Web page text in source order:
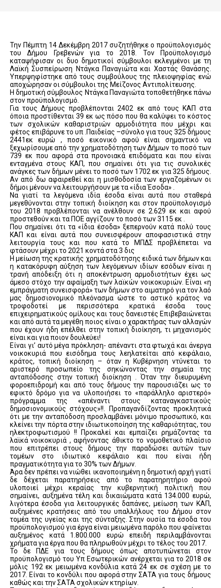
Την Πέμπτη 14 Δεκέμβρη 2017 συζητήθηκε ο προϋπολογισμός
του Δήμου Γρεβενών για το 2018. Τον Προϋπολογισμό
καταψήφισαν οι δυο δημοτικοί σύμβουλοι εκλεγμένοι με τη
Λαϊκή Συσπείρωση Ντάγκα Παναγιώτα και Χαστάς Θανάσης.
Υπερψηφίστηκε από τους συμβούλους της πλειοψηφίας ενώ
αποχώρησαν οι σύμβουλοι της Μείζονος Αντιπολίτευσης.
Η δημοτική σύμβουλος Ντάγκα Παναγιώτα τοποθετήθηκε πάνω
στον προϋπολογισμό.
Για τους Δήμους προβλέπονται 2402 εκ από τους ΚΑΠ στα
όποια προστίθενται 39 εκ ως πόσο που θα καλύψει το κόστος
των σχολικών καθαριστριών αρμοδιότητα που μέχρι και
φέτος επιβάρυνε το υπ .Παιδείας –σύνολο για τους 325 δήμους
2441εκ ευρώ , ποσό εικονικό αφού είναι σημαντικό να
ξεχωρίσουμε από την χρηματοδότηση των Δήμων το ποσό των
739 εκ που αφορά στα προνοιακά επιδόματα και που είναι
ενταγμένα στους ΚΑΠ, που σημαίνει ότι για τις συνολικές
ανάγκες των δήμων μένει το ποσό των 1702 εκ για 325 δήμους.
Αν από δω αφαιρεθεί και η μισθοδοσία των εργαζομένων οι
δήμοι μένουν να λειτουργήσουν με τα «ίδια Έσοδα» .
Να γιατί τα λεγόμενα ιδία έσοδα είναι αυτά που σταθερά
μεγεθύνονται στην τοπική διοίκηση και στον προϋπολογισμό
του 2018 προβλέπονται να ανέλθουν σε 2.629 εκ και αφού
προστεθούν και τα ΠΟΕ αγγίζουν το ποσό των 3115 εκ .
Που σημαίνει ότι τα «ίδια έσοδα» ξεπερνούν κατά πολύ τους
ΚΑΠ και είναι αυτά που συνεισφέρουν αποφασιστικά στην
λειτουργία τους και που κατά το ΜΠΔΣ προβλέπεται να
φτάσουν μέχρι το 2021 κοντά στα 3 δις
Η μείωση της κρατικής χρηματοδότησης ειδικά των δήμων και
η κατακόρυφη αύξηση των λεγόμενων ιδίων εσόδων είναι η
τρανή απόδειξη ότι η αποκέντρωση αρμοδιοτήτων έχει ως
άμεσο στόχο την αφαίμαξη των λαϊκών νοικοκυριών. Είναι «η
εμπράγματη συνεισφορά» των δήμων στο αιματηρό για τον λαό
μας δημοσιονομικό πλεόνασμα ώστε το αστικό κράτος να
τροφοδοτεί με περισσότερα κρατικά έσοδα τους
επιχειρηματικούς ομίλους και τους δανειστές Επιβεβαιώνεται
και από αυτά τα μεγέθη ποιος είναι ο χαρακτήρας των αλλαγών
που έχουν ήδη επέλθει στην τοπική διοίκηση, τι μηχανισμός
είναι και για ποιον δουλεύει!
Είναι γι’ αυτό μέγα πρόκληση- απέναντι στα φτωχά και άνεργα
νοικοκυριά που εισόδημα τους λεηλατείται από κεφάλαιο,
κράτος, τοπική διοίκηση – όταν η Κυβέρνηση ντύνεται το
αριστερό προσωπείο της σηκώνοντας την σημαία της
ανταπόδοσης στην τοπική διοίκηση . Όταν την διευρυμένη
φοροεπιδρομή και από τους δήμους την παρουσιάζει ως το
εφικτό δρόμο για να υλοποιήσει το «παράλληλο αριστερό»
πρόγραμμα της «απέναντι στους καταναγκαστικούς
δημοσιονομικούς στόχους»!!. Προπαγανδίζοντας προκλητικά
ότι με την ανταπόδοση προσλαμβάνει μόνιμο προσωπικό, και
κλείνει την πόρτα στην ιδιωτικοποίηση της καθαριότητας, του
ηλεκτροφωτισμού !! Προκαλεί και εμπαίζει ρημάζοντας τα
λαϊκά νοικοκυριά , αφήνοντας άθικτο το νομοθετικό πλαίσιο
που επιτρέπει στους δήμους την παραδώσει αυτών των
τομέων στο ιδιωτικό κεφάλαιο και που είναι ήδη
πραγματικότητα για το 30% των Δήμων.
Άρα δεν πρέπει να νιώθει ικανοποιημένη η δημοτική αρχή γιατί
δε δέχεται παρατηρήσεις από το παρατηρητήριο αφού
υλοποιεί μέχρι κεραίας την κυβερνητική πολιτική που
σημαίνει, αυξημένα τέλη και δικαιώματα κατά 134.000 ευρώ,
λιγότερα έσοδα για λειτουργικές δαπάνες, μείωση των ΚΑΠ,
αυξημένες κρατήσεις από του υπαλλήλους του Δήμου στον
τομέα της υγείας και της σύνταξης. Στην ουσία τα έσοδα του
προϋπολογισμού για έργα είναι μειωμένα παρόλο που φαίνεται
αυξημένος κατά 1.800.000 ευρώ επειδή περιλαμβάνονται
χρήματα για έργα που θα πληρωθούν μέχρι το τέλος του 2017.
Το δε ΠΔΕ για τους δήμους όπως αποτυπώνεται στον
προϋπολογισμό του Υπ Εσωτερικών ανέρχεται για το 2018 σε
μόλις 192 εκ μειωμένα κονδύλια κατά 24 εκ σε σχέση με το
2017. Είναι το κονδύλι που αφορά στην ΣΑΤΑ για τους δήμους
καθώς και την ΣΑΤΑ σχολικών κτηρίων.